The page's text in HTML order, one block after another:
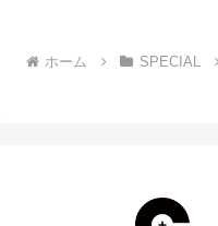
ホーム SPECIAL